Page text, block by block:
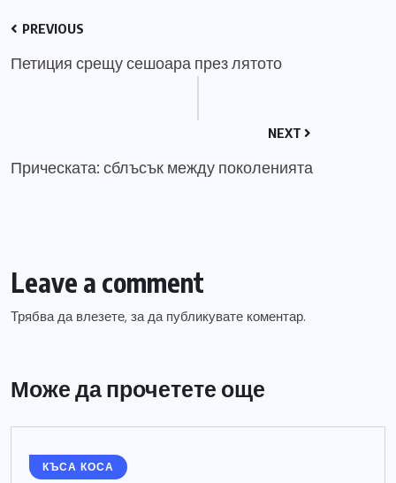
PREVIOUS
Петиция срещу сешоара през лятото
NEXT
Прическата: сблъсък между поколенията
Leave a comment
Трябва да влезете, за да публикувате коментар.
Може да прочетете още
КЪСА КОСА